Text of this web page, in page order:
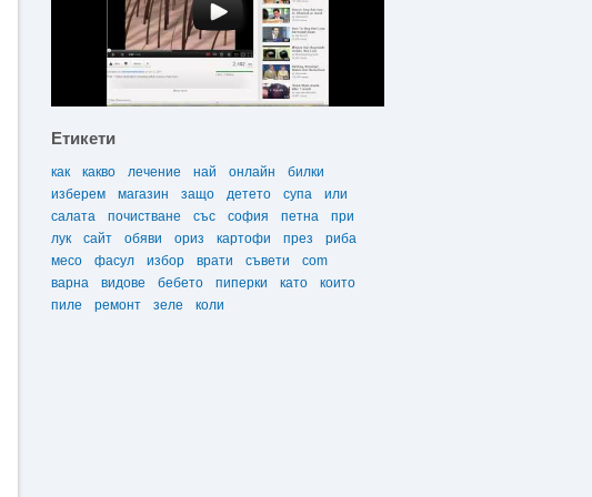
Етикети
как какво лечение най онлайн
билки
изберем
магазин защо детето супа
или
салата
почистване със софия петна
при
лук
сайт обяви ориз картофи през
риба
месо
фасул избор врати съвети
com
варна
видове бебето пиперки като
които
пиле
ремонт зеле коли